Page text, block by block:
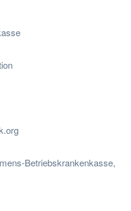
Betriebskrankenkasse,